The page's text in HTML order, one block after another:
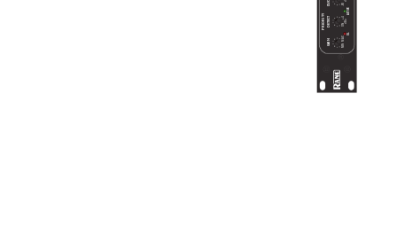
dBu
+4
ON
MIN
MAX
-80
DETECT
PRIORITY
GAIN
OL
ACTIVE